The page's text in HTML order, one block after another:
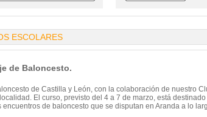
ESCOLARES
de Baloncesto.
de Castilla y León, con la colaboración de nuestro
El curso, previsto del 4 a 7 de marzo, está
de baloncesto que se disputan en Aranda a lo